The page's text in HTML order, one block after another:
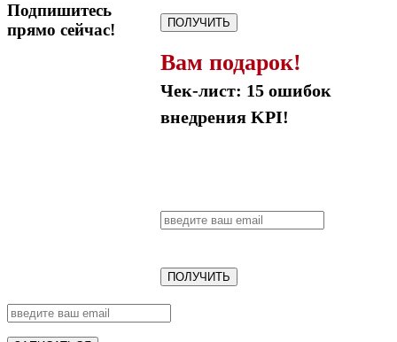
ПОЛУЧИТЬ
Вам подарок!
Чек-лист: 15 ошибок
внедрения KPI!
ПОЛУЧИТЬ
Подпишитесь
прямо сейчас!